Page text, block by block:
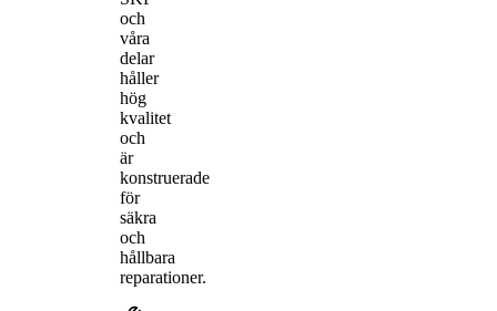
och
våra
delar
håller
hög
kvalitet
och
är
konstruerade
för
säkra
och
hållbara
reparationer.